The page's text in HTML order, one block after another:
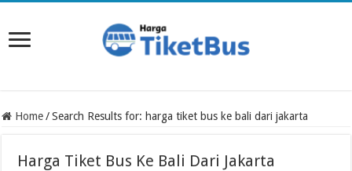
Home / Search Results for: harga tiket bus ke bali dari jakarta
Harga Tiket Bus Ke Bali Dari Jakarta